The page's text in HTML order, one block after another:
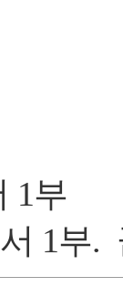
1부
1부.